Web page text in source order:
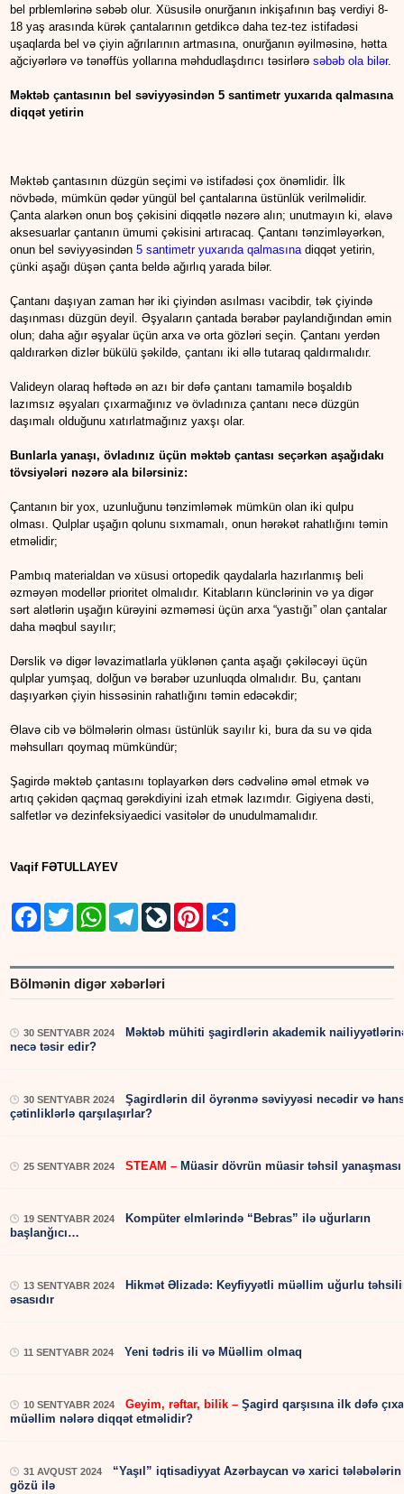
bel prblemlərinə səbəb olur. Xüsusilə onurğanın inkişafının baş verdiyi 8-
18 yaş arasında kürək çantalarının getdikcə daha tez-tez istifadəsi
uşaqlarda bel və çiyin ağrılarının artmasına, onurğanın əyilməsinə, hətta
ağciyərlərə və tənəffüs yollarına məhdudlaşdırıcı təsirlərəsəbəb ola bilər.
Məktəb çantasının bel səviyyəsindən 5 santimetr yuxarıda qalmasına
diqqət yetirin
Məktəb çantasının düzgün seçimi və istifadəsi çox önəmlidir. İlk
növbədə, mümkün qədər yüngül bel çantalarına üstünlük verilməlidir.
Çanta alarkən onun boş çəkisini diqqətlə nəzərə alın; unutmayın ki, əlavə
aksesuarlar çantanın ümumi çəkisini artıracaq. Çantanı tənzimləyərkən,
onun bel səviyyəsindən5 santimetr yuxarıda qalmasınadiqqət yetirin,
çünki aşağı düşən çanta beldə ağırlıq yarada bilər.
Çantanı daşıyan zaman hər iki çiyindən asılması vacibdir, tək çiyində
daşınması düzgün deyil. Əşyaların çantada bərabər paylandığından əmin
olun; daha ağır əşyalar üçün arxa və orta gözləri seçin. Çantanı yerdən
qaldırarkən dizlər bükülü şəkildə, çantanı iki əllə tutaraq qaldırmalıdır.
Valideyn olaraq həftədə ən azı bir dəfə çantanı tamamilə boşaldıb
lazımsız əşyaları çıxarmağınız və övladınıza çantanı necə düzgün
daşımalı olduğunu xatırlatmağınız yaxşı olar.
Bunlarla yanaşı, övladınız üçün məktəb çantası seçərkən aşağıdakı
tövsiyələri nəzərə ala bilərsiniz:
Çantanın bir yox, uzunluğunu tənzimləmək mümkün olan iki qulpu
olması. Qulplar uşağın qolunu sıxmamalı, onun hərəkət rahatlığını təmin
etməlidir;
Pambıq materialdan və xüsusi ortopedik qaydalarla hazırlanmış beli
əzməyən modellər prioritet olmalıdır. Kitabların künclərinin və ya digər
sərt alətlərin uşağın kürəyini əzməməsi üçün arxa “yastığı” olan çantalar
daha məqbul sayılır;
Dərslik və digər ləvazimatlarla yüklənən çanta aşağı çəkiləcəyi üçün
qulplar yumşaq, dolğun və bərabər uzunluqda olmalıdır. Bu, çantanı
daşıyarkən çiyin hissəsinin rahatlığını təmin edəcəkdir;
Əlavə cib və bölmələrin olması üstünlük sayılır ki, bura da su və qida
məhsulları qoymaq mümkündür;
Şagirdə məktəb çantasını toplayarkən dərs cədvəlinə əməl etmək və
artıq çəkidən qaçmaq gərəkdiyini izah etmək lazımdır. Gigiyena dəsti,
salfetlər və dezinfeksiyaedici vasitələr də unudulmamalıdır.
Vaqif FƏTULLAYEV
FacebookTwitter WhatsAppTelegramLiveJournal
Pinterest
Bölmənin digər xəbərləri
30 SENTYABR 2024
Məktəb mühiti şagirdlərin akademik
necə təsir edir?
30 SENTYABR 2024
Şagirdlərin dil öyrənmə səviyyəsi necədir və
çətinliklərlə qarşılaşırlar?
25 SENTYABR 2024 STEAM – Müasir dövrün müasir təhsil yanaşması
19 SENTYABR 2024
Kompüter elmlərində “Bebras” ilə uğurların
başlanğıcı…
13 SENTYABR 2024
Hikmət Əlizadə: Keyfiyyətli müəllim uğurlu
əsasıdır
11 SENTYABR 2024 Yeni tədris ili və Müəllim olmaq
10 SENTYABR 2024 Geyim, rəftar, bilik –Şagird qarşısına ilk dəfə
müəllim nələrə diqqət etməlidir?
31 AVQUST 2024
“Yaşıl” iqtisadiyyat Azərbaycan və xarici tələbələrin
gözü ilə